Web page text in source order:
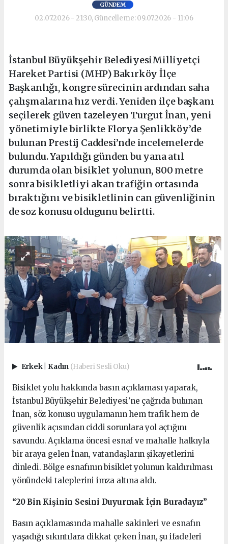
GÜNDEM
02.07.2026 - 21:30, Güncelleme: 09.07.2026 - 11:06
İstanbul Büyükşehir BelediyesiMilliyetçi
Hareket Partisi (MHP) Bakırköy İlçe
Başkanlığı, kongre sürecinin ardından saha
çalışmalarına hız verdi. Yeniden ilçe başkanı
seçilerek güven tazeleyen Turgut İnan, yeni
yönetimiyle birlikte Florya Şenlikköy’de
bulunan Prestij Caddesi’nde incelemelerde
bulundu. Yapıldığı günden bu yana atıl
durumda olan bisiklet yolunun, 800 metre
sonra bisikletliyi akan trafiğin ortasında
bıraktığını ve bisikletlinin can güvenliğinin
de soz konusu oldugunu belirtti.
Erkek Kadın (Haberi Sesli Oku)
Bisiklet yolu hakkında basın açıklaması yaparak,
İstanbul Büyükşehir Belediyesi’ne çağrıda bulunan
İnan, söz konusu uygulamanın hem trafik hem de
güvenlik açısından ciddi sorunlara yol açtığını
savundu. Açıklama öncesi esnaf ve mahalle halkıyla
bir araya gelen İnan, vatandaşların şikayetlerini
dinledi. Bölge esnafının bisiklet yolunun kaldırılması
yönündeki taleplerini imza altına aldı.
“20 Bin Kişinin Sesini Duyurmak İçin Buradayız”
Basın açıklamasında mahalle sakinleri ve esnafın
yaşadığı sıkıntılara dikkat çeken İnan, şu ifadeleri